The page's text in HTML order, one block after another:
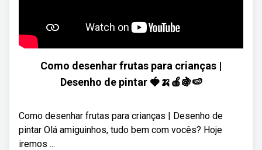
Como desenhar frutas para crianças |
Desenho de pintar 🍓🍌🍎🍇🍉
Como desenhar frutas para crianças | Desenho de
pintar Olá amiguinhos, tudo bem com vocês? Hoje
iremos ...